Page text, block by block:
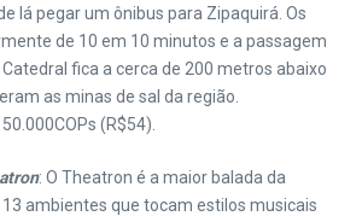
lá pegar um ônibus para Zipaquirá. Os
de 10 em 10 minutos e a passagem
fica a cerca de 200 metros abaixo
as minas de sal da região.
(R$54).
: O Theatron é a maior balada da
ambientes que tocam estilos musicais